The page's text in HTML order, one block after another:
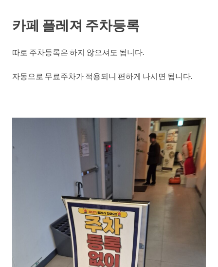
카페 플레져 주차등록
따로 주차등록은 하지 않으셔도 됩니다.
자동으로 무료주차가 적용되니 편하게 나시면 됩니다.